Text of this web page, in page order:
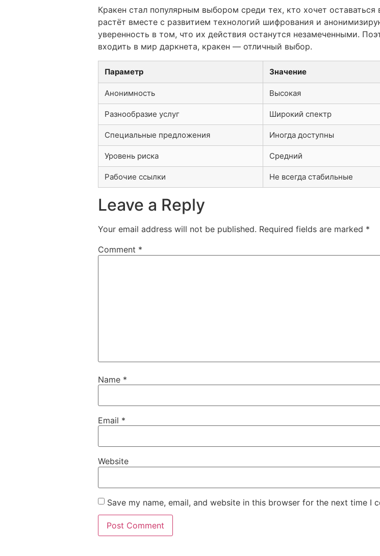
Кракен стал популярным выбором среди тех, кто хочет
растёт вместе с развитием технологий шифрования и
уверенность в том, что их действия останутся незамеченными.
входить в мир даркнета, кракен — отличный выбор.
Параметр Значение
Анонимность Высокая
Разнообразие услуг Широкий спектр
Специальные предложения Иногда доступны
Уровень риска Средний
Рабочие ссылки Не всегда стабильные
Leave a Reply
Your email address will not be published. Required fields are marked *
Comment *
Name *
Email *
Website
Save my name, email, and website in this browser for the next time I